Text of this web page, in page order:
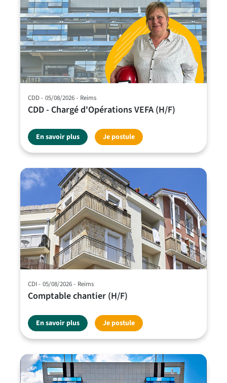
CDD 05/08/2026 Reims
CDD - Chargé d'Opérations VEFA (H/F)
En savoir plus Je postule
CDI 05/08/2026 Reims
Comptable chantier (H/F)
En savoir plus Je postule